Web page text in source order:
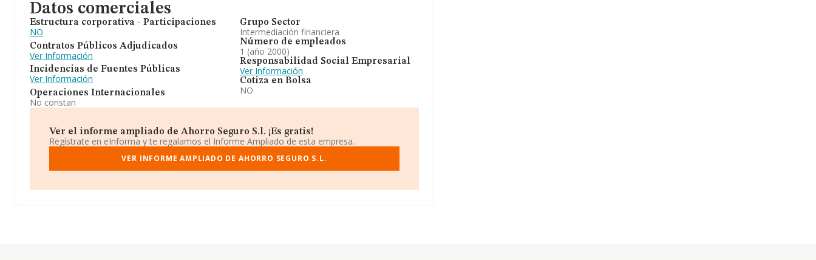
Datos comerciales
Estructura corporativa - Participaciones
NO
Contratos Públicos Adjudicados
Ver Información
Incidencias de Fuentes Públicas
Ver Información
Operaciones Internacionales
No constan
Grupo Sector
Intermediación financiera
Número de empleados
1 (año 2000)
Responsabilidad Social Empresarial
Ver Información
Cotiza en Bolsa
NO
Ver el informe ampliado de Ahorro Seguro S.l. ¡Es gratis!
Regístrate en eInforma y te regalamos el Informe Ampliado de esta empresa.
VER INFORME AMPLIADO DE AHORRO SEGURO S.L.